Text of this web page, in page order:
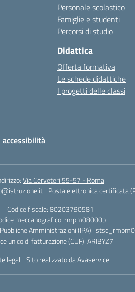
Personale scolastico
Famiglie e studenti
Percorsi di studio
Didattica
Offerta formativa
Le schede didattiche
I progetti delle classi
accessibilità
Via Cerveteri 55-57 - Roma
Posta elettronica certificata
Codice fiscale: 80203790581
meccanografico: rmpm08000b
Pubbliche Amministrazioni (IPA):
unico di fatturazione (CUF): ARIBYZ7
legali |Sito realizzato da Avaservice